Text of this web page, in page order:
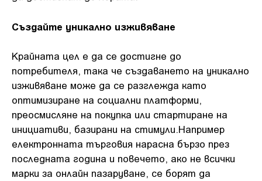
Създайте уникално изживяване
Крайната цел е да се достигне до
потребителя, така че създаването на уникално
изживяване може да се разглежда като
оптимизиране на социални платформи,
преосмисляне на покупка или стартиране на
инициативи, базирани на стимули.Например
електронната търговия нарасна бързо през
последната година и повечето, ако не всички
марки за онлайн пазаруване, се борят да